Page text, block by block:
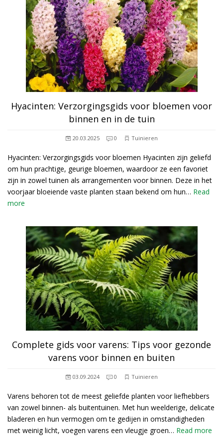
Hyacinten: Verzorgingsgids voor bloemen voor
binnen en in de tuin
20.03.2025 0 Tuinieren
Hyacinten: Verzorgingsgids voor bloemen Hyacinten zijn geliefd
om hun prachtige, geurige bloemen, waardoor ze een favoriet
zijn in zowel tuinen als arrangementen voor binnen. Deze in het
voorjaar bloeiende vaste planten staan bekend om hun… Read
more
Complete gids voor varens: Tips voor gezonde
varens voor binnen en buiten
03.09.2024 0 Tuinieren
Varens behoren tot de meest geliefde planten voor liefhebbers
van zowel binnen- als buitentuinen. Met hun weelderige, delicate
bladeren en hun vermogen om te gedijen in omstandigheden
met weinig licht, voegen varens een vleugje groen… Read more